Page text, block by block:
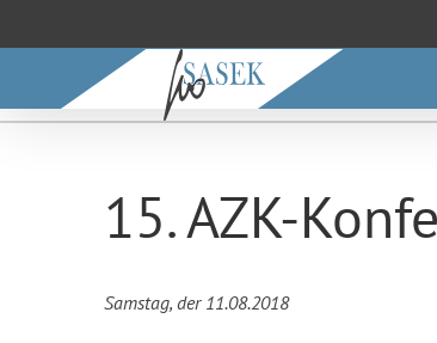
15. AZK-
Samstag, der 11.08.2018